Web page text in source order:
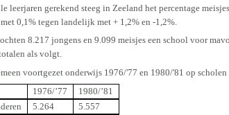
leerjaren gerekend steeg in Zeeland het percentage
0,1% tegen landelijk met + 1,2% en -1,2%.
8.217 jongens en 9.099 meisjes een school voor
als volgt.
voortgezet onderwijs 1976/'77 en 1980/'81 op
1976/’77
1980/’81
5.264
5.557